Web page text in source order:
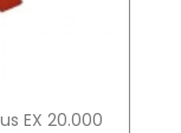
EX 20.000